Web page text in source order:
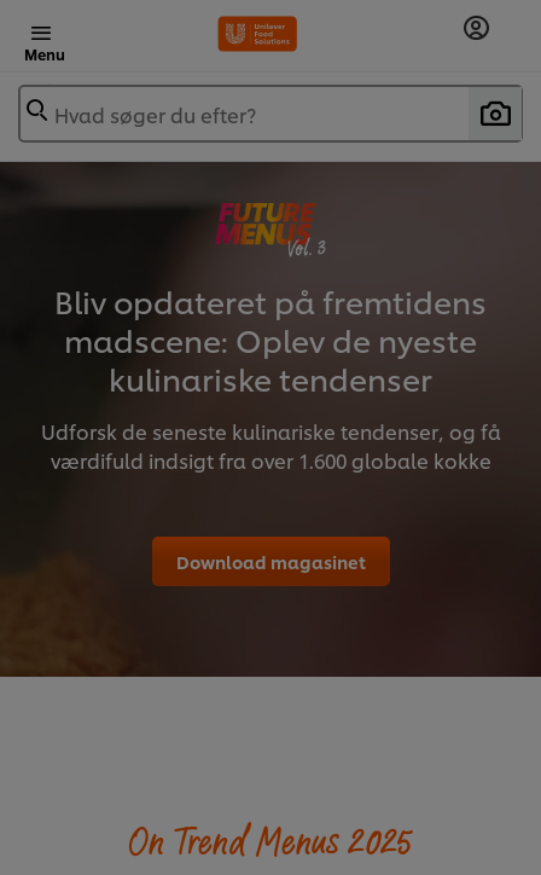
Menu
Hvad søger du efter?
Bliv opdateret på fremtidens
madscene: Oplev de nyeste
kulinariske tendenser
Udforsk de seneste kulinariske tendenser, og få
værdifuld indsigt fra over 1.600 globale kokke
Download magasinet
On Trend Menus 2025